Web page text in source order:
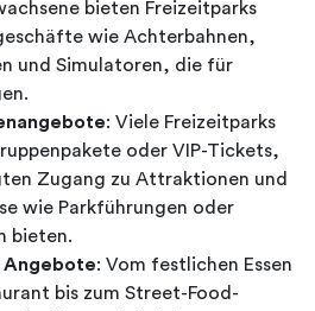
bieten Freizeitparks
wie Achterbahnen,
und Simulatoren, die für
: Viele Freizeitparks
oder VIP-Tickets,
Zugang zu Attraktionen und
wie Parkführungen oder
bieten.
Angebote: Vom festlichen Essen
bis zum Street-Food-